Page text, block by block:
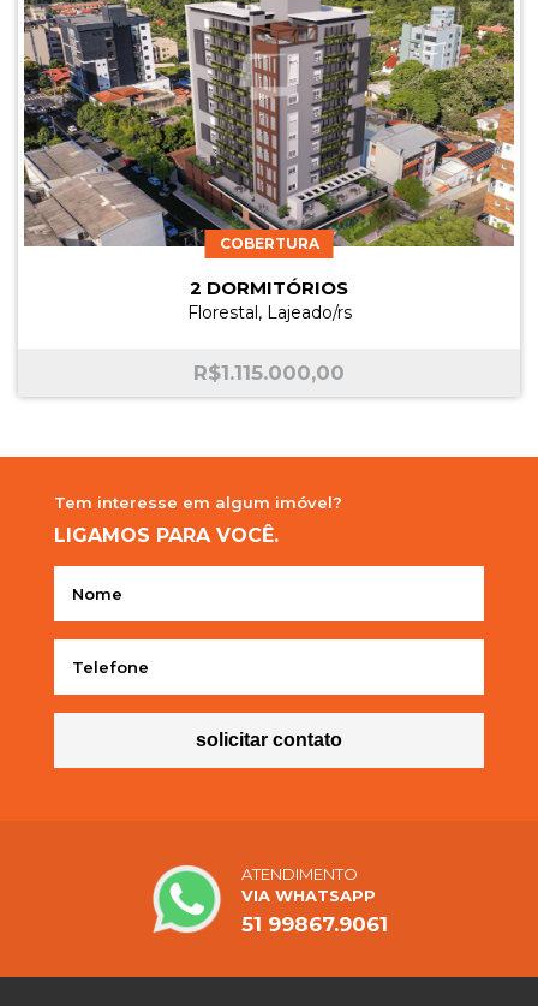
COBERTURA
2 DORMITÓRIOS
Florestal, Lajeado/rs
R$1.115.000,00
Tem interesse em algum imóvel?
LIGAMOS PARA VOCÊ.
solicitar contato
ATENDIMENTO
VIA WHATSAPP
51 99867.9061